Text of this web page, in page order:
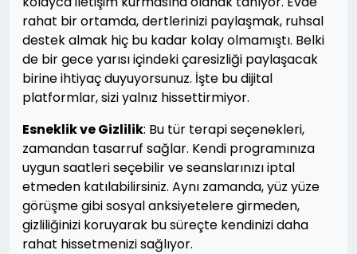
rahat bir ortamda, dertlerinizi paylaşmak, ruhsal
destek almak hiç bu kadar kolay olmamıştı. Belki
de bir gece yarısı içindeki çaresizliği paylaşacak
birine ihtiyaç duyuyorsunuz. İşte bu dijital
platformlar, sizi yalnız hissettirmiyor.
Esneklik ve Gizlilik: Bu tür terapi seçenekleri,
zamandan tasarruf sağlar. Kendi programınıza
uygun saatleri seçebilir ve seanslarınızı iptal
etmeden katılabilirsiniz. Aynı zamanda, yüz yüze
görüşme gibi sosyal anksiyetelere girmeden,
gizliliğinizi koruyarak bu süreçte kendinizi daha
rahat hissetmenizi sağlıyor.